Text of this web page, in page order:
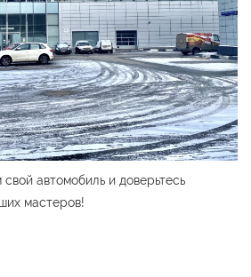
автомобиль и доверьтесь
мастеров!